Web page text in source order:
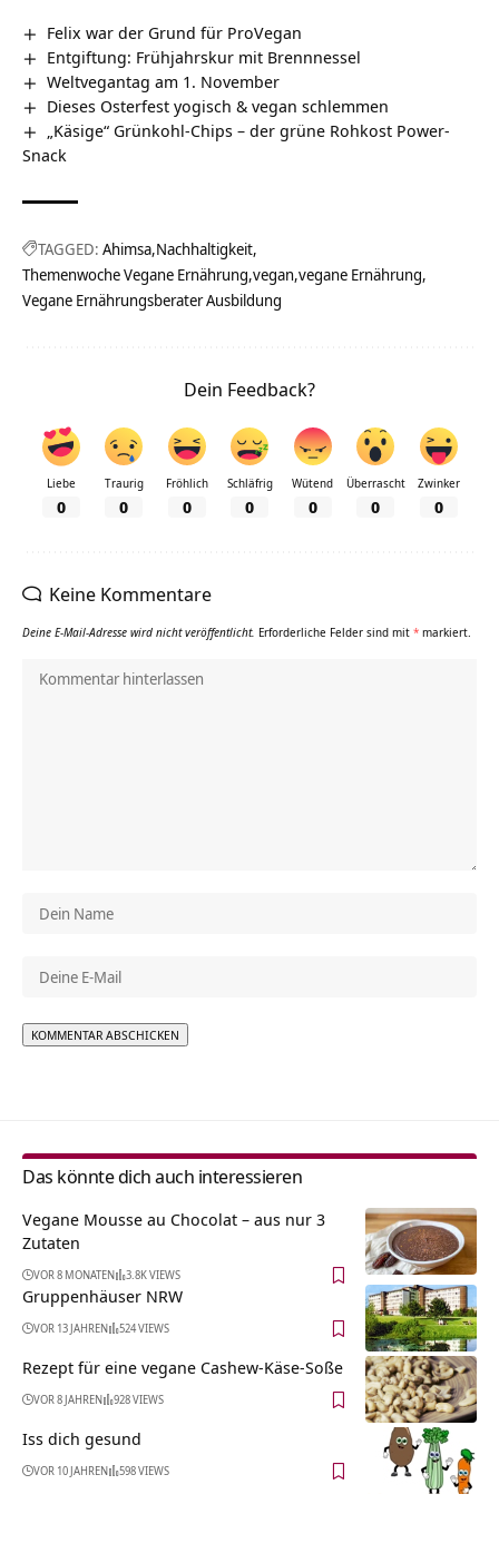
Felix war der Grund für ProVegan
Entgiftung: Frühjahrskur mit Brennnessel
Weltvegantag am 1. November
Dieses Osterfest yogisch & vegan schlemmen
„Käsige“ Grünkohl-Chips – der grüne Rohkost Power-
Snack
TAGGED: Ahimsa Nachhaltigkeit
Themenwoche Vegane Ernährung vegan vegane Ernährung
Vegane Ernährungsberater Ausbildung
Dein Feedback?
Liebe
0
Traurig
0
Fröhlich
0
Schläfrig
0
Wütend
0
Überrascht
0
Zwinker
0
Keine Kommentare
Deine E-Mail-Adresse wird nicht veröffentlicht. Erforderliche Felder sind mit * markiert.
Das könnte dich auch interessieren
Vegane Mousse au Chocolat – aus nur 3
Zutaten
VOR 8 MONATEN 3.8K VIEWS
Gruppenhäuser NRW
VOR 13 JAHREN 524 VIEWS
Rezept für eine vegane Cashew-Käse-Soße
VOR 8 JAHREN 928 VIEWS
Iss dich gesund
VOR 10 JAHREN 598 VIEWS